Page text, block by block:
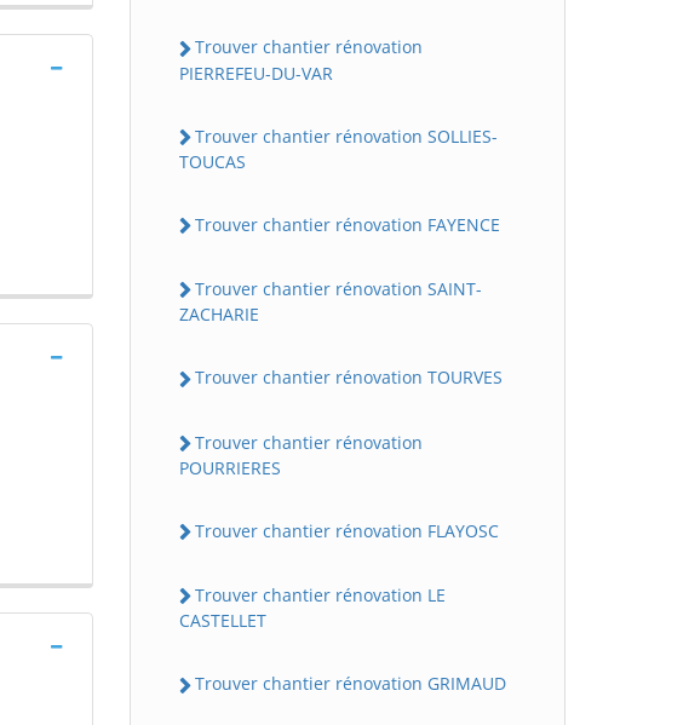
Trouver chantier rénovation
PIERREFEU-DU-VAR
Trouver chantier rénovation SOLLIES-
TOUCAS
Trouver chantier rénovation FAYENCE
Trouver chantier rénovation SAINT-
ZACHARIE
Trouver chantier rénovation TOURVES
Trouver chantier rénovation
POURRIERES
Trouver chantier rénovation FLAYOSC
Trouver chantier rénovation LE
CASTELLET
Trouver chantier rénovation GRIMAUD